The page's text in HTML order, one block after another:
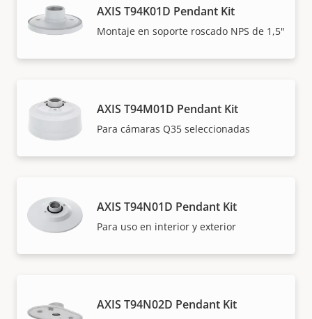
AXIS T94K01D Pendant Kit
Montaje en soporte roscado NPS de 1,5"
AXIS T94M01D Pendant Kit
Para cámaras Q35 seleccionadas
AXIS T94N01D Pendant Kit
Para uso en interior y exterior
AXIS T94N02D Pendant Kit